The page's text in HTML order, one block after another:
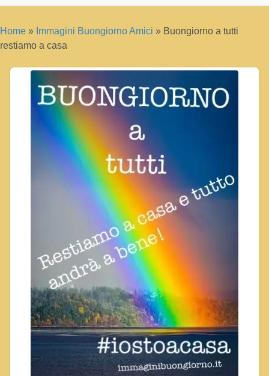
Home » Immagini Buongiorno Amici » Buongiorno a tutti
restiamo a casa